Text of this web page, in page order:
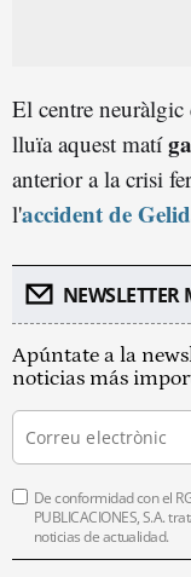
El centre neuràlgic
lluïa aquest matí
anterior a la crisi
l'accident de
NEWSLETTER
Apúntate a la
noticias más
De conformidad con el
PUBLICACIONES, S.A.
noticias de actualidad.